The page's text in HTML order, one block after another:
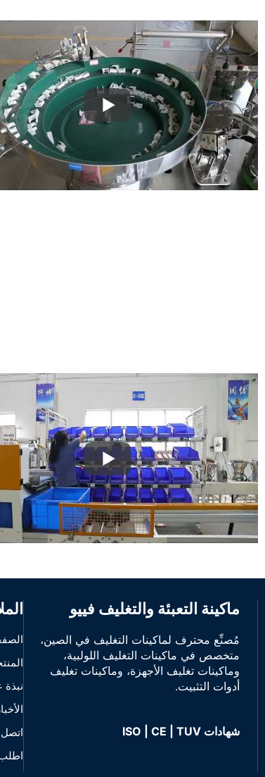
ماكينة التعبئة والتغليف فييو
مُصنِّع محترف لماكينات التغليف في الصين،
متخصص في ماكينات التغليف اللولبية،
وماكينات تغليف الأجهزة، وماكينات تغليف
أدوات التثبيت.
شهادات ISO | CE | TUV
نبذة
اتصل